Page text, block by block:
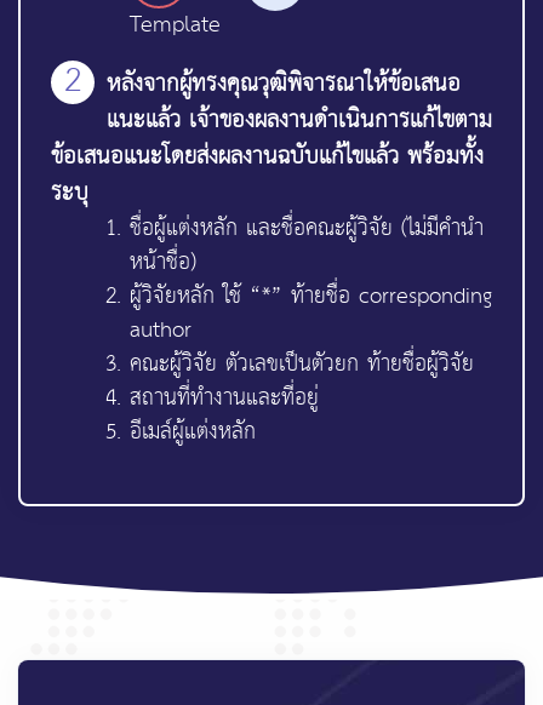
Template
2 หลังจากผู้ทรงคุณวุฒิพิจารณาให้ข้อเสนอ
แนะแล้ว เจ้าของผลงานดำเนินการแก้ไขตาม
ข้อเสนอแนะโดยส่งผลงานฉบับแก้ไขแล้ว พร้อมทั้ง
ระบุ
ชื่อผู้แต่งหลัก และชื่อคณะผู้วิจัย (ไม่มีคำนำ
หน้าชื่อ)
ผู้วิจัยหลัก ใช้ “*” ท้ายชื่อ corresponding
author
คณะผู้วิจัย ตัวเลขเป็นตัวยก ท้ายชื่อผู้วิจัย
สถานที่ทำงานและที่อยู่
อีเมล์ผู้แต่งหลัก